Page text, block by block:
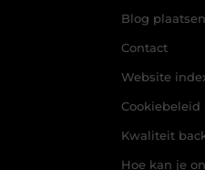
Blog plaatsen
Contact
Website
Cookiebeleid
Kwaliteit
Hoe kan je